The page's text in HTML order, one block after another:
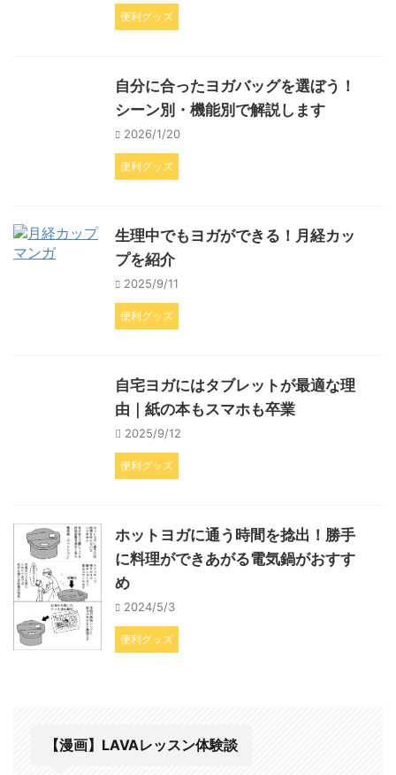
便利グッズ
自分に合ったヨガバッグを選ぼう！
シーン別・機能別で解説します
2026/1/20
便利グッズ
生理中でもヨガができる！月経カッ
プを紹介
2025/9/11
便利グッズ
自宅ヨガにはタブレットが最適な理
由｜紙の本もスマホも卒業
2025/9/12
便利グッズ
ホットヨガに通う時間を捻出！勝手
に料理ができあがる電気鍋がおすす
め
2024/5/3
便利グッズ
【漫画】LAVAレッスン体験談